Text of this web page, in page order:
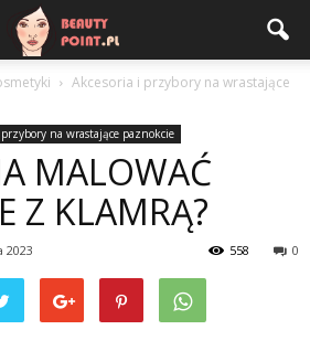
Akcesoria i przybory na wrastające
przybory na wrastające paznokcie
MALOWAĆ
Z KLAMRĄ?
2023 0
558